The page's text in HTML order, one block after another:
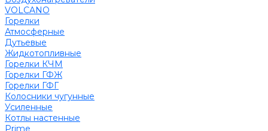
VOLCANO
Горелки
Атмосферные
Дутьевые
Жидкотопливные
Горелки КЧМ
Горелки ГФЖ
Горелки ГФГ
Колосники чугунные
Усиленные
Котлы настенные
Prime